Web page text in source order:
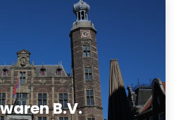
B.V.